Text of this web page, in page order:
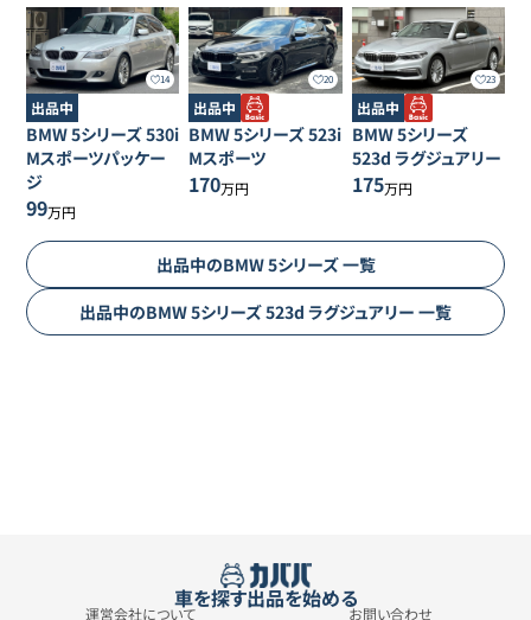
14
出品中
BMW5シリーズ530i
Mスポーツパッケー
ジ
99万円
20
出品中
BMW5シリーズ523i
Mスポーツ
170万円
23
出品中
BMW5シリーズ
523d ラグジュアリー
175万円
出品中のBMW5シリーズ一覧
出品中のBMW5シリーズ523d ラグジュアリー 一覧
車を探す出品を始める
運営会社について お問い合わせ